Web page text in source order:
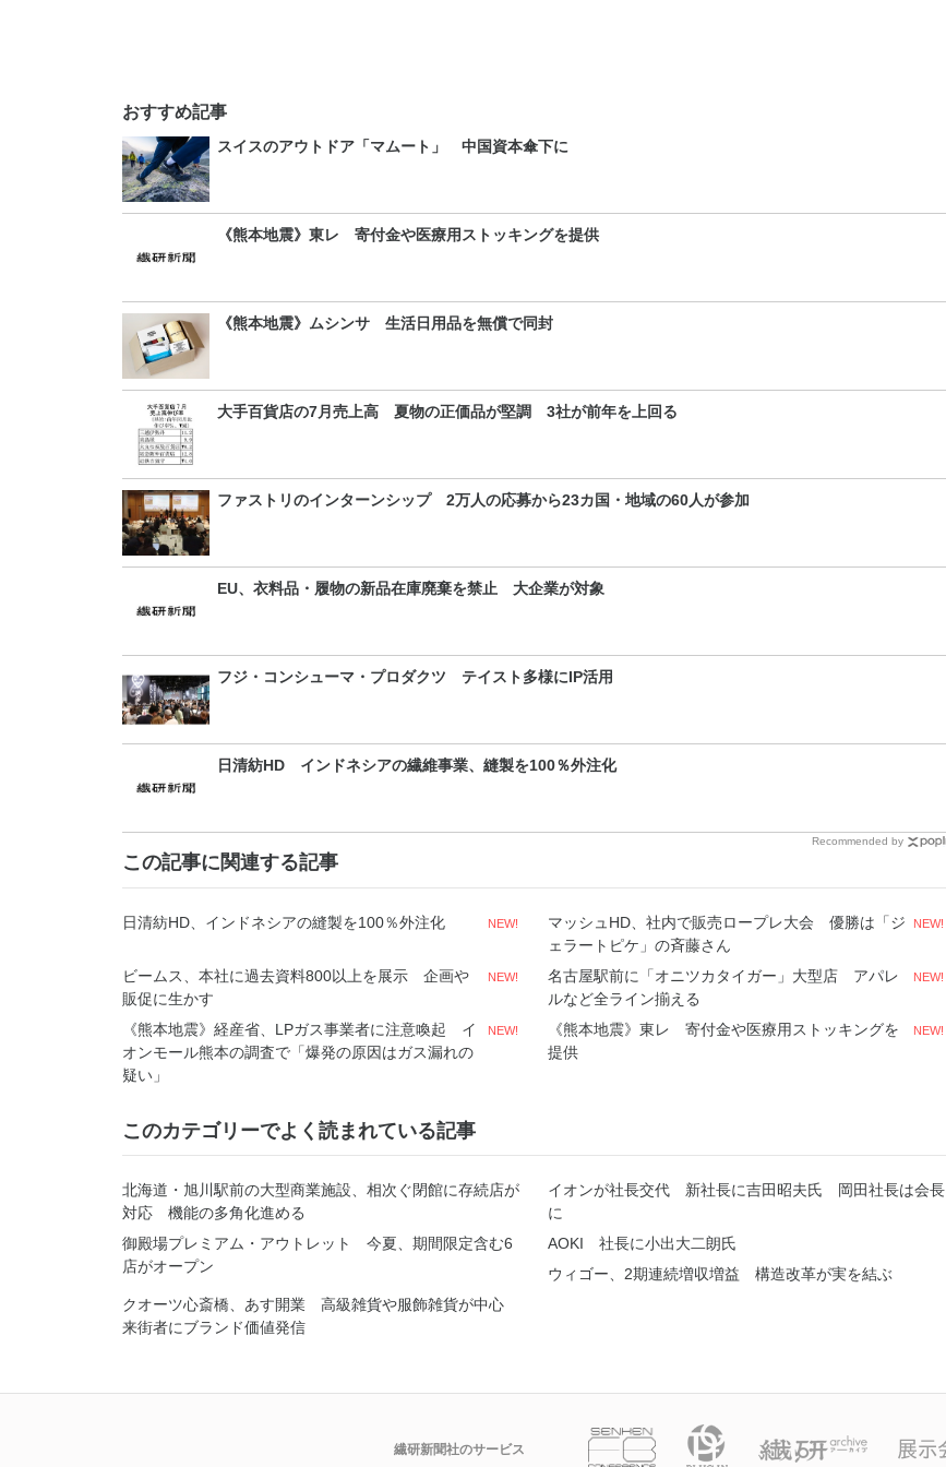
おすすめ記事
スイスのアウトドア「マムート」 中国資本傘下に
《熊本地震》東レ 寄付金や医療用ストッキングを提供
《熊本地震》ムシンサ 生活日用品を無償で同封
大手百貨店の7月売上高 夏物の正価品が堅調 3社が前年を上回る
ファストリのインターンシップ 2万人の応募から23カ国・地域の60人が参加
EU、衣料品・履物の新品在庫廃棄を禁止 大企業が対象
フジ・コンシューマ・プロダクツ テイスト多様にIP活用
日清紡HD インドネシアの繊維事業、縫製を100％外注化
Recommended by
この記事に関連する記事
日清紡HD、インドネシアの縫製を100％外注化 NEW!
マッシュHD、社内で販売ロープレ大会 優勝は「ジ
ェラートピケ」の斉藤さん
NEW!
ビームス、本社に過去資料800以上を展示 企画や
販促に生かす
NEW!
名古屋駅前に「オニツカタイガー」大型店 アパレ
ルなど全ライン揃える
NEW!
《熊本地震》経産省、LPガス事業者に注意喚起 イ
オンモール熊本の調査で「爆発の原因はガス漏れの
疑い」
NEW!
《熊本地震》東レ 寄付金や医療用ストッキングを
提供
NEW!
このカテゴリーでよく読まれている記事
北海道・旭川駅前の大型商業施設、相次ぐ閉館に存続店が
対応 機能の多角化進める
イオンが社長交代 新社長に吉田昭夫氏 岡田社長は会長
に
御殿場プレミアム・アウトレット 今夏、期間限定含む6
店がオープン
AOKI 社長に小出大二朗氏
ウィゴー、2期連続増収増益 構造改革が実を結ぶ
クオーツ心斎橋、あす開業 高級雑貨や服飾雑貨が中心
来街者にブランド価値発信
繊研新聞社のサービス